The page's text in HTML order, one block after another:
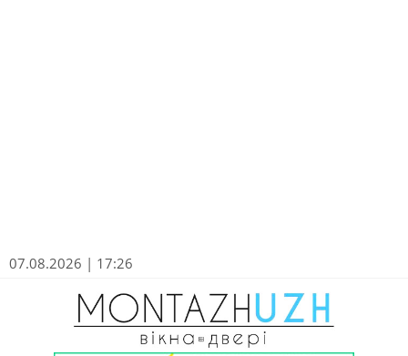
07.08.2026 | 17:26